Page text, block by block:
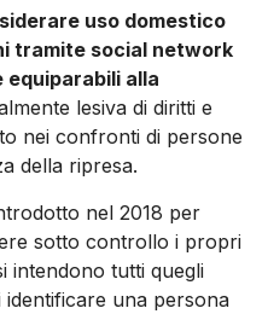
uso domestico
tramite social network
alla
lesiva di diritti e
nei confronti di persone
della ripresa.
nel 2018 per
sotto controllo i propri
intendono tutti quegli
una persona